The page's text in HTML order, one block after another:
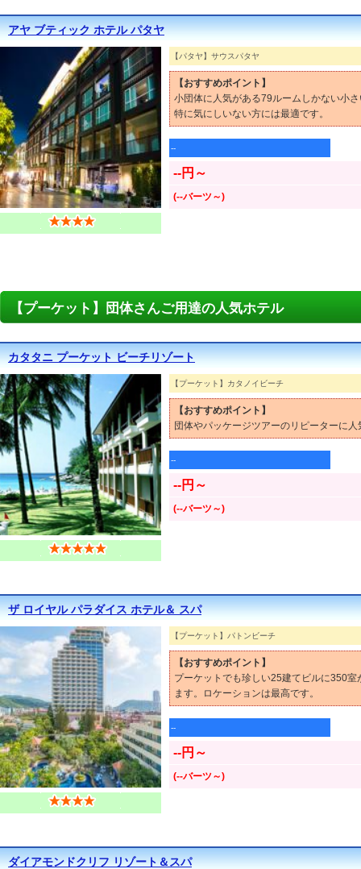
アヤ ブティック ホテル パタヤ
【パタヤ】サウスパタヤ
【おすすめポイント】
小団体に人気がある79ルームしかない小
特に気にしいない方には最適です。
--
--円～
(--バーツ～)
【プーケット】団体さんご用達の人気ホテル
カタタニ プーケット ビーチリゾート
【プーケット】カタノイビーチ
【おすすめポイント】
団体やパッケージツアーのリピーターに
--
--円～
(--バーツ～)
ザ ロイヤル パラダイス ホテル＆ スパ
【プーケット】パトンビーチ
【おすすめポイント】
プーケットでも珍しい25建てビルに350
ます。ロケーションは最高です。
--
--円～
(--バーツ～)
ダイアモンドクリフ リゾート＆スパ